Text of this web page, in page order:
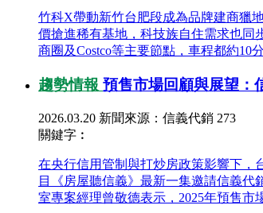
竹科X帶動新竹台肥段成為品牌建商獵
價搶進稀有基地，科技族自住需求也同
商圈及Costco等主要節點，車程都約10
趨勢情報 預售市場回顧與展望：
2026.03.20 新聞來源：信義代銷 273
關鍵字︰
在央行信用管制與打炒房政策影響下，
目《房屋聽信義》最新一集邀請信義代
室專案經理曾敬德表示，2025年預售市